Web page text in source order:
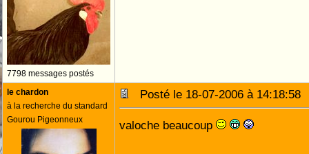
7798 messages postés
le chardon
à la recherche du standard
Gourou Pigeonneux
Posté le 18-07-2006 à
valoche beaucoup